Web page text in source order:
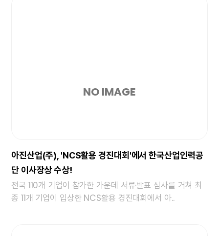
NO IMAGE
아진산업(주), 'NCS활용 경진대회'에서 한국산업인력공
단 이사장상 수상!
전국 110개 기업이 참가한 가운데 서류·발표 심사를 거쳐 최
종 11개 기업이 입상한 NCS활용 경진대회에서 아..